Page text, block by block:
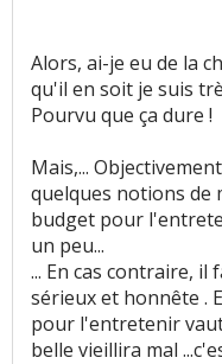
Alors, ai-je eu de la
qu'il en soit je suis
Pourvu que ça dure !
Mais,...
quelques notions de
budget pour
un peu...
... En cas contraire,
sérieux et honnête .
pour l'entretenir
belle vieillira mal